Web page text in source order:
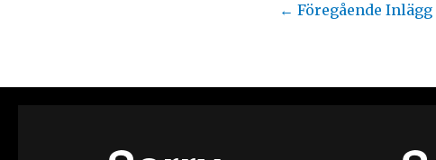
← Föregående Inlägg